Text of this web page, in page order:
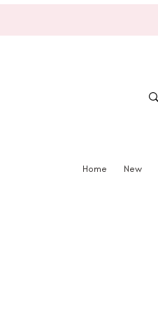
Home New